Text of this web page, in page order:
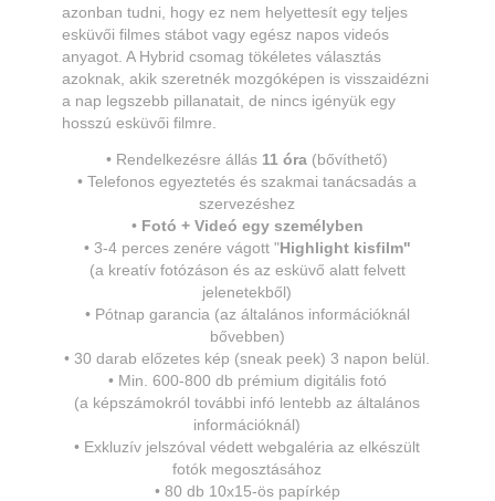
azonban tudni, hogy ez nem helyettesít egy teljes
esküvői filmes stábot vagy egész napos videós
anyagot. A Hybrid csomag tökéletes választás
azoknak, akik szeretnék mozgóképen is visszaidézni
a nap legszebb pillanatait, de nincs igényük egy
hosszú esküvői filmre.
• Rendelkezésre állás 11 óra (bővíthető)
• Telefonos egyeztetés és szakmai tanácsadás a
szervezéshez
• Fotó + Videó egy személyben
• 3-4 perces zenére vágott "Highlight kisfilm"
(a kreatív fotózáson és az esküvő alatt felvett
jelenetekből)
• Pótnap garancia (az általános információknál
bővebben)
• 30 darab előzetes kép (sneak peek) 3 napon belül.
• Min. 600-800 db prémium digitális fotó
(a képszámokról további infó lentebb az általános
információknál)
• Exkluzív jelszóval védett webgaléria az elkészült
fotók megosztásához
• 80 db 10x15-ös papírkép